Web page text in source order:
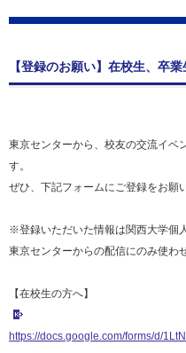
【登録のお願い】在校生、卒
東京センターから、校友の交流イベ
す。
ぜひ、下記フォームにご登録をお願
※登録いただいた情報は関西大学個
東京センターからの配信にのみ使わ
【在校生の方へ】
https://docs.google.com/forms/d/